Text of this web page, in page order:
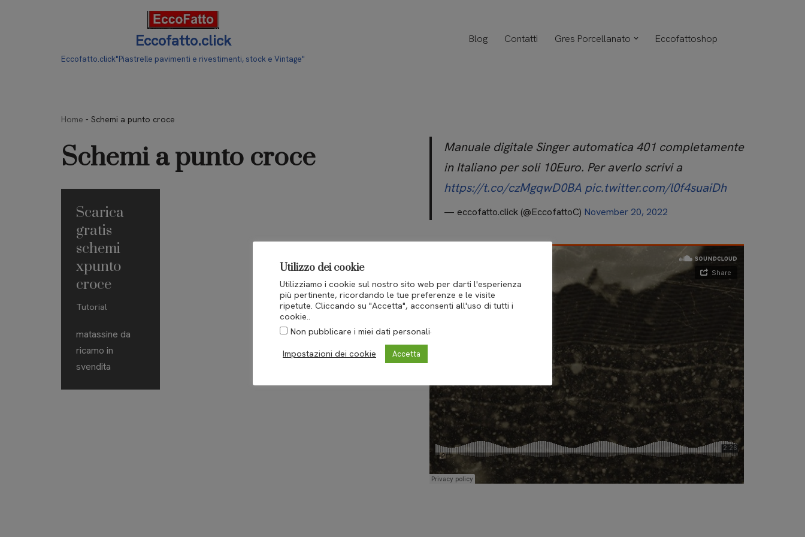
Eccofatto.click
Eccofatto.click"Piastrelle pavimenti e rivestimenti, stock e Vintage"
Blog Contatti Gres Porcellanato Eccofattoshop
Home - Schemi a punto croce
Schemi a punto croce
Scarica
gratis
schemi
xpunto
croce
Tutorial
matassine da
ricamo in
svendita
Manuale digitale Singer automatica 401 completamente
in Italiano per soli 10Euro. Per averlo scrivi a
https://t.co/czMgqwD0BA pic.twitter.com/l0f4suaiDh
— eccofatto.click (@EccofattoC) November 20, 2022
Utilizzo dei cookie
Utilizziamo i cookie sul nostro sito web per darti l'esperienza
più pertinente, ricordando le tue preferenze e le visite
ripetute. Cliccando su "Accetta", acconsenti all'uso di tutti i
cookie..
Non pubblicare i miei dati personali.
Impostazioni dei cookie Accetta